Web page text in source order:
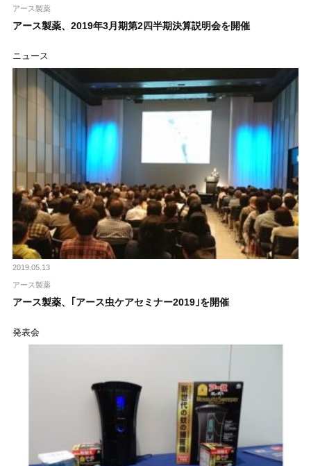
アース製薬
アース製薬、2019年3月期第2四半期決算説明会を開催
ニュース
2019.05.13
アース製薬
アース製薬、｢アース虫ケアセミナー2019｣を開催
発表会